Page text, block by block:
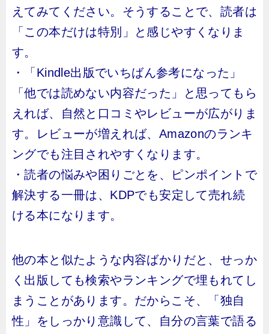
えてみてください。そうすることで、読者は
「この本だけは特別」と感じやすくなりま
す。
・「Kindle出版でいちばん参考になった」
「他では読めない内容だった」と思ってもら
えれば、自然と口コミやレビューが広がりま
す。レビューが増えれば、Amazonのランキ
ングでも注目されやすくなります。
・読者の悩みや困りごとを、ピンポイントで
解決する一冊は、KDPでも安定して売れ続
ける本になります。
他の本と似たような内容ばかりだと、せっか
く出版しても検索やランキングで埋もれてし
まうことがあります。だからこそ、「独自
性」をしっかり意識して、自分の言葉で語る